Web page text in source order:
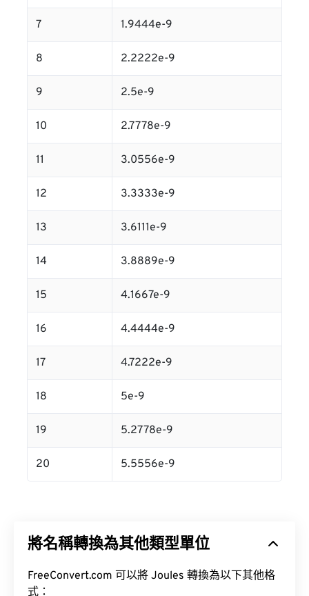
7 1.9444e-9
8 2.2222e-9
9 2.5e-9
10 2.7778e-9
11 3.0556e-9
12 3.3333e-9
13 3.6111e-9
14 3.8889e-9
15 4.1667e-9
16 4.4444e-9
17 4.7222e-9
18 5e-9
19 5.2778e-9
20 5.5556e-9
將名稱轉換為其他類型單位
FreeConvert.com 可以將 Joules 轉換為以下其他格
式：